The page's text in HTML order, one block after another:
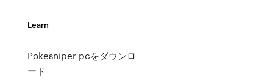
Learn
Pokesniper pcをダウンロ
ード